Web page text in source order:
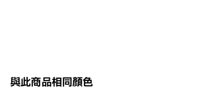
與此商品相同顏色